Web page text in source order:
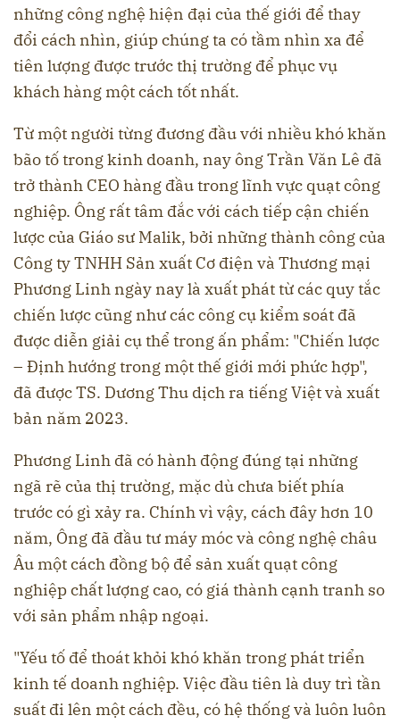
những công nghệ hiện đại của thế giới để thay
đổi cách nhìn, giúp chúng ta có tầm nhìn xa để
tiên lượng được trước thị trường để phục vụ
khách hàng một cách tốt nhất.
Từ một người từng đương đầu với nhiều khó khăn
bão tố trong kinh doanh, nay ông Trần Văn Lê đã
trở thành CEO hàng đầu trong lĩnh vực quạt công
nghiệp. Ông rất tâm đắc với cách tiếp cận chiến
lược của Giáo sư Malik, bởi những thành công của
Công ty TNHH Sản xuất Cơ điện và Thương mại
Phương Linh ngày nay là xuất phát từ các quy tắc
chiến lược cũng như các công cụ kiểm soát đã
được diễn giải cụ thể trong ấn phẩm: "Chiến lược
– Định hướng trong một thế giới mới phức hợp",
đã được TS. Dương Thu dịch ra tiếng Việt và xuất
bản năm 2023.
Phương Linh đã có hành động đúng tại những
ngã rẽ của thị trường, mặc dù chưa biết phía
trước có gì xảy ra. Chính vì vậy, cách đây hơn 10
năm, Ông đã đầu tư máy móc và công nghệ châu
Âu một cách đồng bộ để sản xuất quạt công
nghiệp chất lượng cao, có giá thành cạnh tranh so
với sản phẩm nhập ngoại.
"Yếu tố để thoát khỏi khó khăn trong phát triển
kinh tế doanh nghiệp. Việc đầu tiên là duy trì tần
suất đi lên một cách đều, có hệ thống và luôn luôn